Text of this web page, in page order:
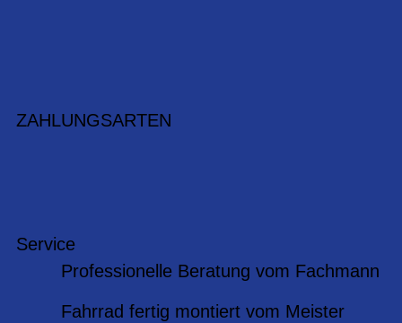
ZAHLUNGSARTEN
Service
Professionelle Beratung vom Fachmann
Fahrrad fertig montiert vom Meister